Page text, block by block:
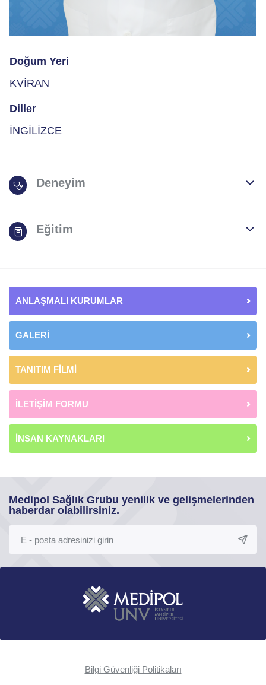
Doğum Yeri
KVİRAN
Diller
İNGİLİZCE
Deneyim
Eğitim
ANLAŞMALI KURUMLAR
GALERİ
TANITIM FİLMİ
İLETİŞİM FORMU
İNSAN KAYNAKLARI
Medipol Sağlık Grubu yenilik ve gelişmelerinden
haberdar olabilirsiniz.
Bilgi Güvenliği Politikaları